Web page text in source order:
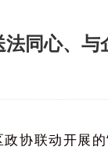
法同心、与
协联动开展的